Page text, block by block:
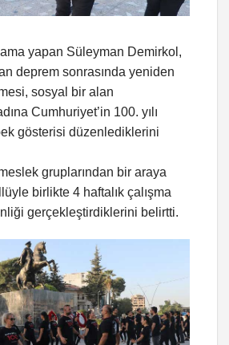
yapan Süleyman Demirkol,
deprem sonrasında yeniden
sosyal bir alan
Cumhuriyet’in 100. yılı
gösterisi düzenlediklerini
gruplarından bir araya
birlikte 4 haftalık çalışma
gerçekleştirdiklerini belirtti.